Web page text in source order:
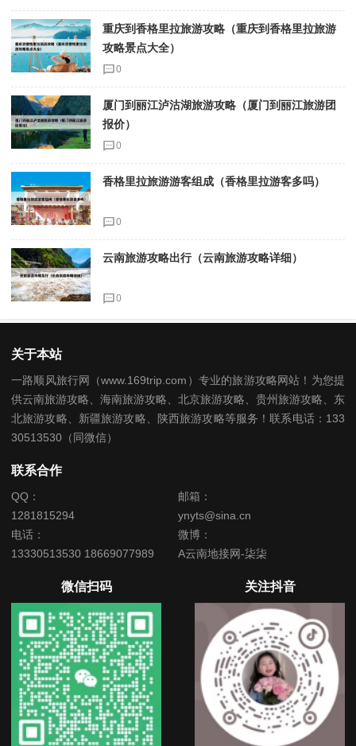
重庆到香格里拉旅游攻略（重庆到香格里拉旅游
攻略景点大全）
0
厦门到丽江泸沽湖旅游攻略（厦门到丽江旅游团
报价）
0
香格里拉旅游游客组成（香格里拉游客多吗）
0
云南旅游攻略出行（云南旅游攻略详细）
0
关于本站
一路顺风旅行网（www.169trip.com）专业的旅游攻略网站！为您提
供云南旅游攻略、海南旅游攻略、北京旅游攻略、贵州旅游攻略、东
北旅游攻略、新疆旅游攻略、陕西旅游攻略等服务！联系电话：133
30513530（同微信）
联系合作
QQ：
1281815294
邮箱：
ynyts@sina.cn
电话：
13330513530 18669077989
微博：
A云南地接网-柒柒
微信扫码 关注抖音